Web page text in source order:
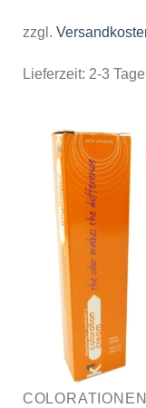
zzgl.
Lieferzeit: 2-3 Tage
COLORATIONEN